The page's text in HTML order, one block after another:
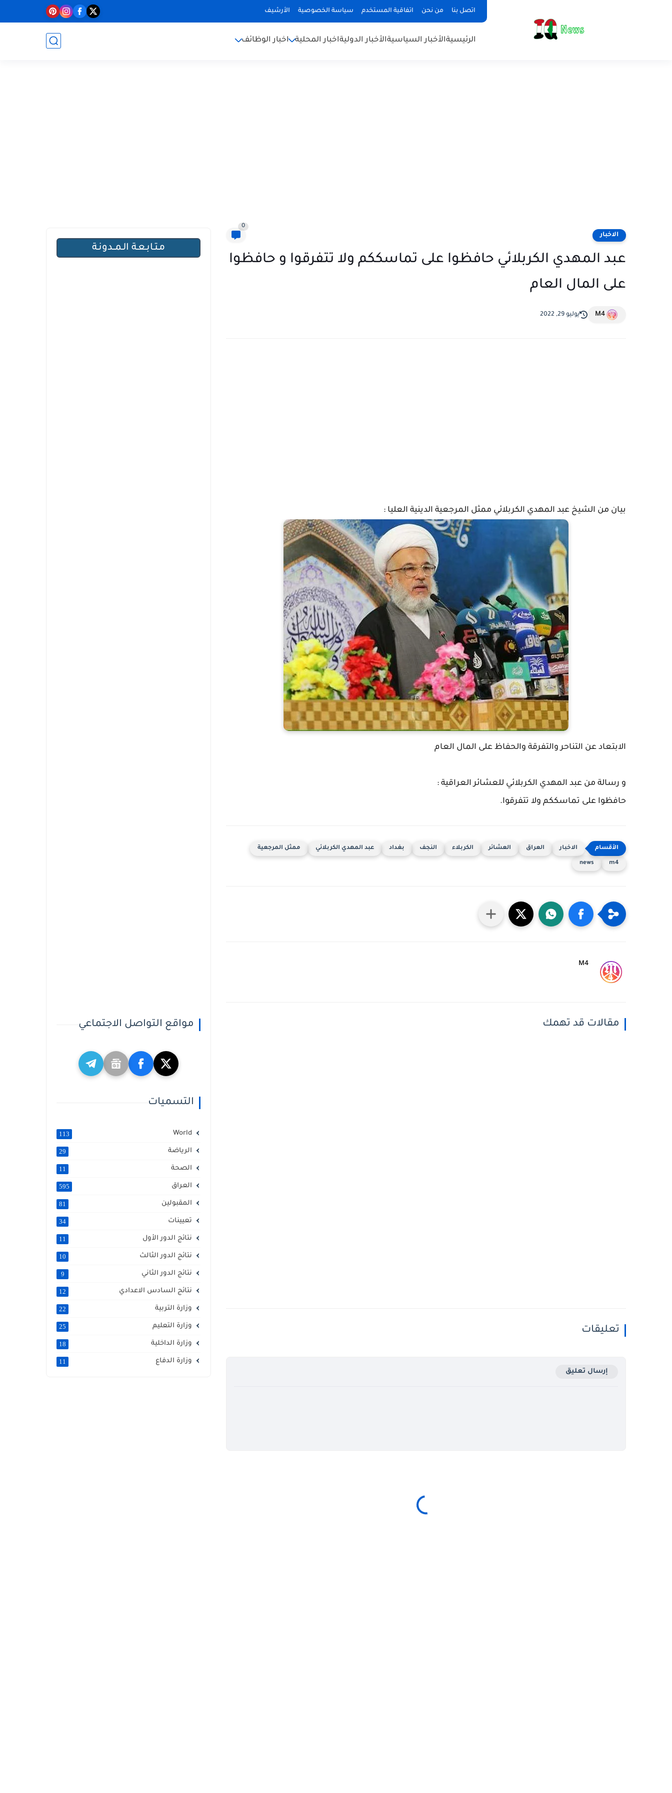
اتصل بنا من نحن اتفاقية المستخدم سياسة الخصوصية الأرشيف
الرئيسيةالأخبار السياسيةالأخبار الدوليةاخبار المحلية اخبار الوظائف
الاخبار
0
عبد المهدي الكربلائي حافظوا على تماسككم ولا تتفرقوا و حافظوا
على المال العام
M4 يوليو 29, 2022
بيان من الشيخ عبد المهدي الكربلائي ممثل المرجعية الدينية العليا :
الابتعاد عن التناحر والتفرقة والحفاظ على المال العام
و رسالة من عبد المهدي الكربلائي للعشائر العراقية :
حافظوا على تماسككم ولا تتفرقوا.
الاخبار العراق العشائر الكربلاء النجف بغداد عبد المهدي الكربلائي ممثل المرجعية
m4
news
M4
مقالات قد تهمك
تعليقات
إرسال تعليق
مـتـابـعـة الـمــدونـة
مواقع التواصل الاجتماعي
التسميات
World
113
الرياضة 29
الصحة 11
العراق 595
المقبولين 81
تعيينات 34
نتائج الدور الأول 11
نتائج الدور الثالث 10
نتائج الدور الثاني 9
نتائج السادس الاعدادي 12
وزارة التربية 22
وزارة التعليم 25
وزارة الداخلية 18
وزارة الدفاع 11